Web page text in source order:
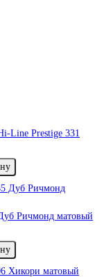
Line Prestige 331
Ричмонд матовый